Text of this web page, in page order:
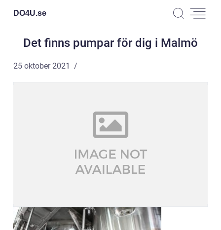
DO4U.se
Det finns pumpar för dig i Malmö
25 oktober 2021